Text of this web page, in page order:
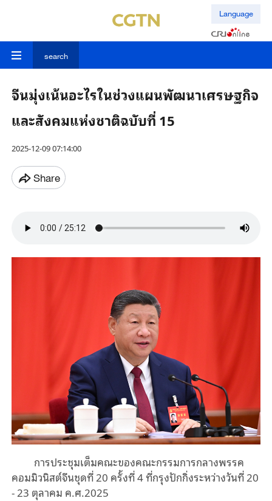
Language
search
จีนมุ่งเน้นอะไรในช่วงแผนพัฒนาเศรษฐกิจ
และสังคมแห่งชาติฉบับที่ 15
2025-12-09 07:14:00
Share
การประชุมเต็มคณะของคณะกรรมการกลางพรรค
คอมมิวนิสต์จีนชุดที่ 20 ครั้งที่ 4 ที่กรุงปักกิ่งระหว่างวันที่ 20
- 23 ตุลาคม ค.ศ.2025